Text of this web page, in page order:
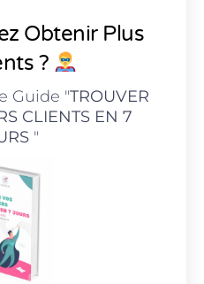
Obtenir Plus
?
Guide "TROUVER
CLIENTS EN 7
"